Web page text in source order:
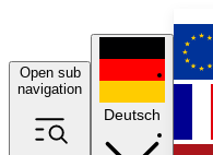
Open sub
navigation
Deutsch